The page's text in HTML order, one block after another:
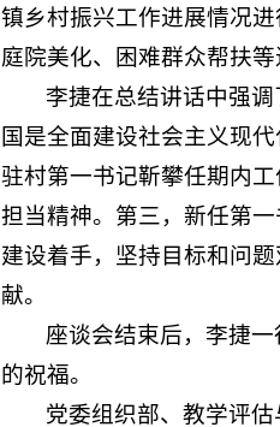
镇乡村振兴工作进展情况
庭院美化、困难群众帮扶等
李捷在总结讲话中强
国是全面建设社会主义现
驻村第一书记靳攀任期内
担当精神。第三，新任第
建设着手，坚持目标和问
献。
座谈会结束后，李捷
的祝福。
党委组织部、教学评